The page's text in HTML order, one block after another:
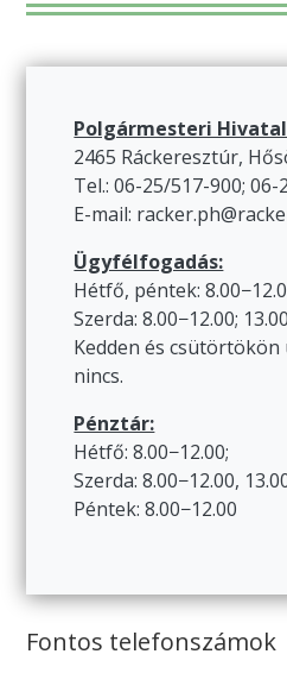
Polgármesteri
2465 Ráckeresztúr,
Tel.: 06-25/517-900; 06-
E-mail:
Ügyfélfogadás:
Hétfő, péntek:
Szerda: 8.00−12.00;
Kedden és
nincs.
Pénztár:
Hétfő: 8.00−12.00;
Szerda: 8.00−12.00,
Péntek: 8.00−12.00
Fontos telefonszámok